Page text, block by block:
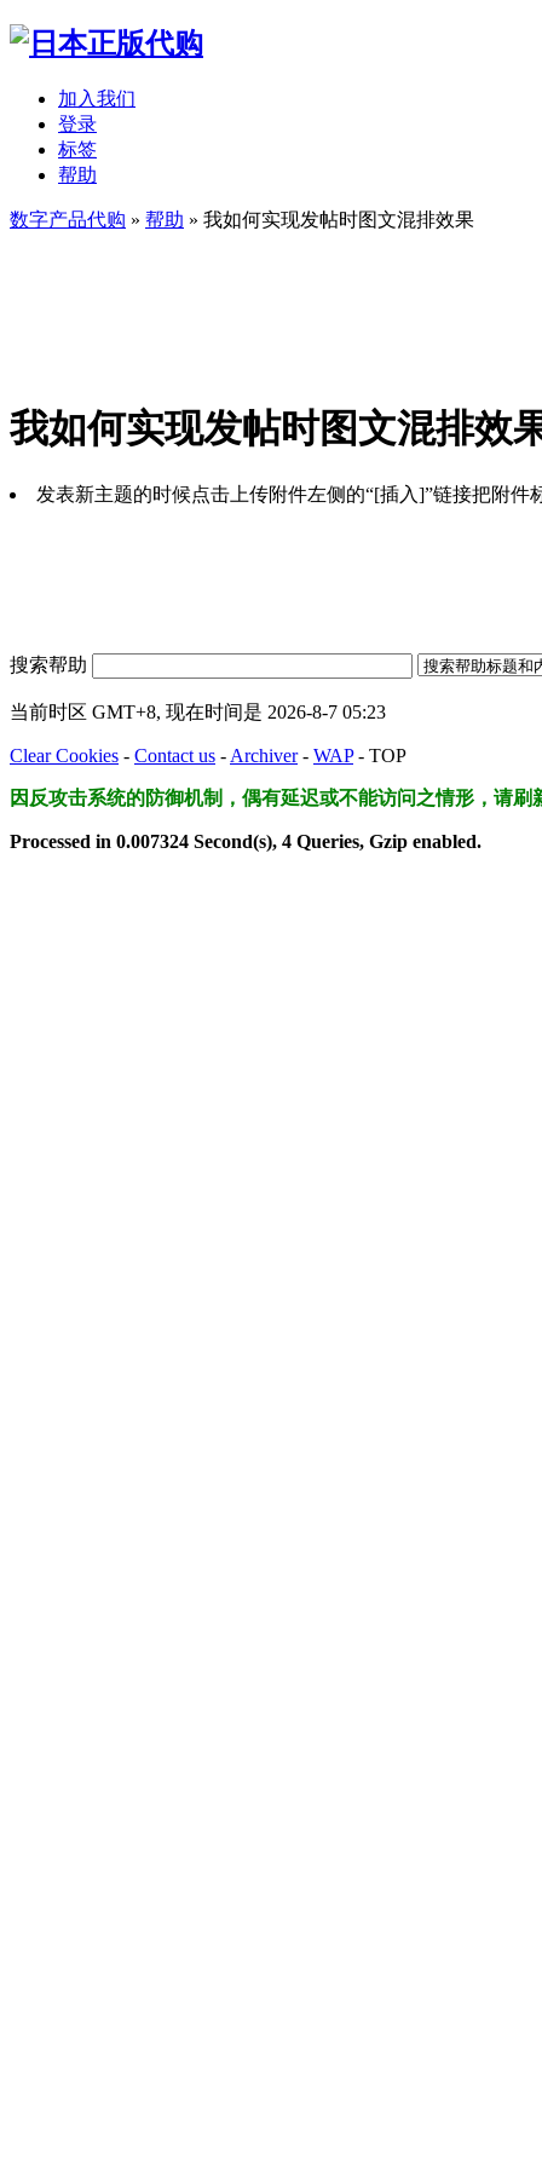
加入我们
登录
标签
帮助
数字产品代购 » 帮助 » 我如何实现发帖时图文混排效果
我如何实现发帖时图文混排效
发表新主题的时候点击上传附件左侧的“[插入]”链接把附
搜索帮助
当前时区 GMT+8, 现在时间是 2026-8-7 05:23
Clear Cookies - Contact us - Archiver- WAP- TOP
因反攻击系统的防御机制，偶有延迟或不能访问之情形，请刷
Processed in 0.007324 Second(s), 4 Queries, Gzip enabled.